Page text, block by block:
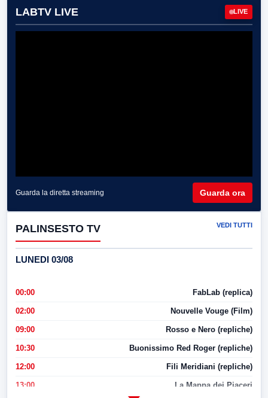
LABTV LIVE LIVE
Guarda la diretta streaming Guarda ora
PALINSESTO TV VEDI TUTTI
LUNEDI 03/08
00:00 FabLab (replica)
02:00 Nouvelle Vouge (Film)
09:00 Rosso e Nero (repliche)
10:30 Buonissimo Red Roger (repliche)
12:00 Fili Meridiani (repliche)
13:00 La Mappa dei Piaceri